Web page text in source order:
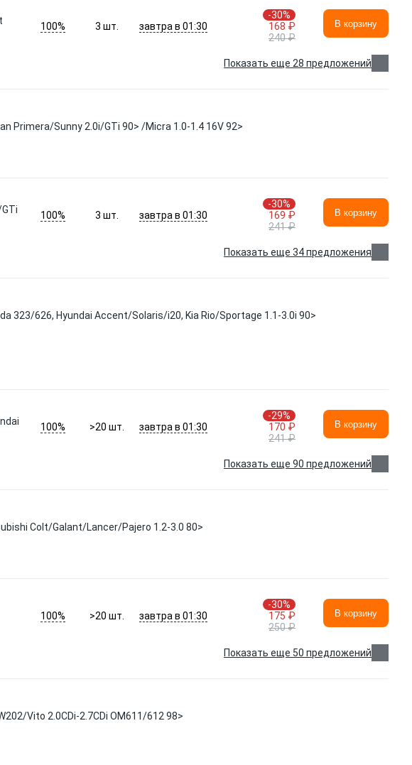
100% 3шт. завтра в 01:30
-30%
168 ₽
240 ₽
В корзину
Показать еще 28 предложений
Primera/Sunny 2.0i/GTi 90> /Micra 1.0-1.4 16V 92>
100% 3шт. завтра в 01:30
-30%
169 ₽
241 ₽
В корзину
Показать еще 34 предложения
323/626, Hyundai Accent/Solaris/i20, Kia Rio/Sportage 1.1-3.0i 90>
100% >20шт. завтра в 01:30
-29%
170 ₽
241 ₽
В корзину
Показать еще 90 предложений
Colt/Galant/Lancer/Pajero 1.2-3.0 80>
100% >20шт. завтра в 01:30
-30%
175 ₽
250 ₽
В корзину
Показать еще 50 предложений
Vito 2.0CDi-2.7CDi OM611/612 98>